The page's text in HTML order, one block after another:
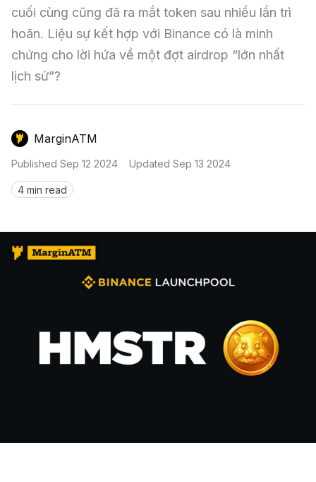
Kinh Nghiệm Đầu Tư
Sàn Giao Dịch
Công Cụ Đầu Tư
Mô Hình Biểu Đồ Giá
GameFi
Sign in
cuối cùng cũng đã ra mắt token sau nhiều lần trì
hoãn. Liệu sự kết hợp với Binance có là minh
chứng cho lời hứa về một đợt airdrop “lớn nhất
lịch sử”?
MarginATM
Published Sep 12 2024 Updated Sep 13 2024
4 min read